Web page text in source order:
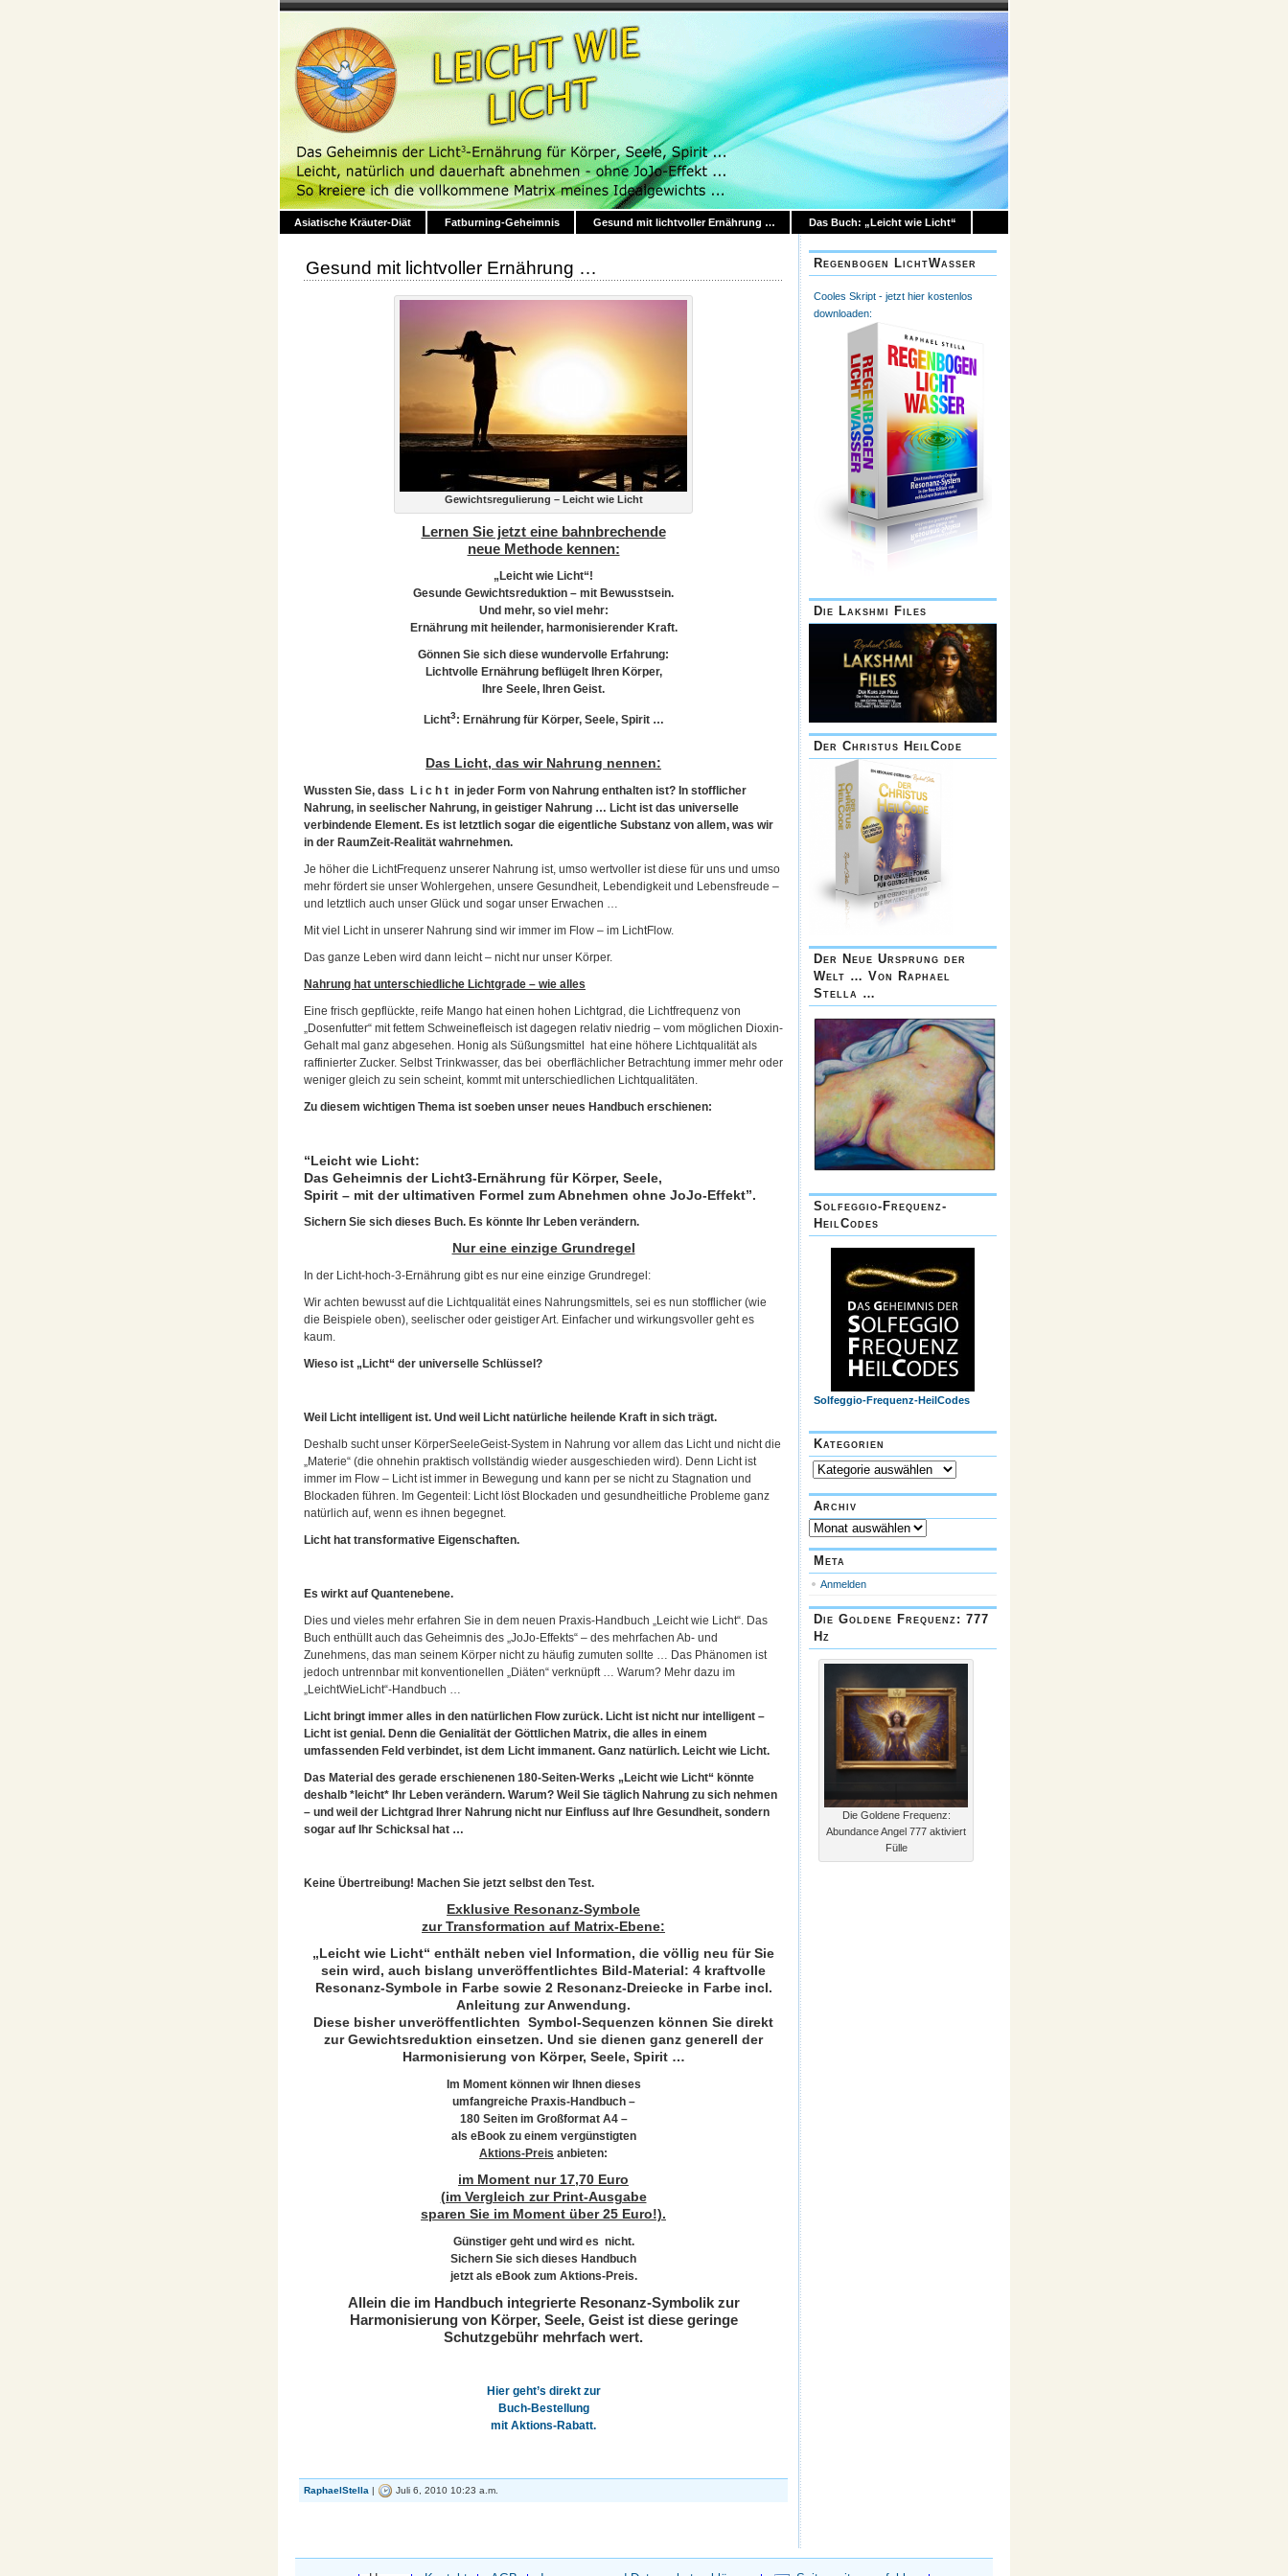
Asiatische Kräuter-Diät Fatburning-Geheimnis Gesund mit lichtvoller Ernährung … Das Buch: „Leicht wie Licht“
Gesund mit lichtvoller Ernährung …
Gewichtsregulierung – Leicht wie Licht
Lernen Sie jetzt eine bahnbrechende
neue Methode kennen:
„Leicht wie Licht“!
Gesunde Gewichtsreduktion – mit Bewusstsein.
Und mehr, so viel mehr:
Ernährung mit heilender, harmonisierender Kraft.
Gönnen Sie sich diese wundervolle Erfahrung:
Lichtvolle Ernährung beflügelt Ihren Körper,
Ihre Seele, Ihren Geist.
Licht3: Ernährung für Körper, Seele, Spirit …
Das Licht, das wir Nahrung nennen:
Wussten Sie, dass L i c h t in jeder Form von Nahrung enthalten ist? In stofflicher
Nahrung, in seelischer Nahrung, in geistiger Nahrung … Licht ist das universelle
verbindende Element. Es ist letztlich sogar die eigentliche Substanz von allem, was wir
in der RaumZeit-Realität wahrnehmen.
Je höher die LichtFrequenz unserer Nahrung ist, umso wertvoller ist diese für uns und umso
mehr fördert sie unser Wohlergehen, unsere Gesundheit, Lebendigkeit und Lebensfreude –
und letztlich auch unser Glück und sogar unser Erwachen …
Mit viel Licht in unserer Nahrung sind wir immer im Flow – im LichtFlow.
Das ganze Leben wird dann leicht – nicht nur unser Körper.
Nahrung hat unterschiedliche Lichtgrade – wie alles
Eine frisch gepflückte, reife Mango hat einen hohen Lichtgrad, die Lichtfrequenz von
„Dosenfutter“ mit fettem Schweinefleisch ist dagegen relativ niedrig – vom möglichen Dioxin-
Gehalt mal ganz abgesehen. Honig als Süßungsmittel hat eine höhere Lichtqualität als
raffinierter Zucker. Selbst Trinkwasser, das bei oberflächlicher Betrachtung immer mehr oder
weniger gleich zu sein scheint, kommt mit unterschiedlichen Lichtqualitäten.
Zu diesem wichtigen Thema ist soeben unser neues Handbuch erschienen:
“Leicht wie Licht:
Das Geheimnis der Licht3-Ernährung für Körper, Seele,
Spirit – mit der ultimativen Formel zum Abnehmen ohne JoJo-Effekt”.
Sichern Sie sich dieses Buch. Es könnte Ihr Leben verändern.
Nur eine einzige Grundregel
In der Licht-hoch-3-Ernährung gibt es nur eine einzige Grundregel:
Wir achten bewusst auf die Lichtqualität eines Nahrungsmittels, sei es nun stofflicher (wie
die Beispiele oben), seelischer oder geistiger Art. Einfacher und wirkungsvoller geht es
kaum.
Wieso ist „Licht“ der universelle Schlüssel?
Weil Licht intelligent ist. Und weil Licht natürliche heilende Kraft in sich trägt.
Deshalb sucht unser KörperSeeleGeist-System in Nahrung vor allem das Licht und nicht die
„Materie“ (die ohnehin praktisch vollständig wieder ausgeschieden wird). Denn Licht ist
immer im Flow – Licht ist immer in Bewegung und kann per se nicht zu Stagnation und
Blockaden führen. Im Gegenteil: Licht löst Blockaden und gesundheitliche Probleme ganz
natürlich auf, wenn es ihnen begegnet.
Licht hat transformative Eigenschaften.
Es wirkt auf Quantenebene.
Dies und vieles mehr erfahren Sie in dem neuen Praxis-Handbuch „Leicht wie Licht“. Das
Buch enthüllt auch das Geheimnis des „JoJo-Effekts“ – des mehrfachen Ab- und
Zunehmens, das man seinem Körper nicht zu häufig zumuten sollte … Das Phänomen ist
jedoch untrennbar mit konventionellen „Diäten“ verknüpft … Warum? Mehr dazu im
„LeichtWieLicht“-Handbuch …
Licht bringt immer alles in den natürlichen Flow zurück. Licht ist nicht nur intelligent –
Licht ist genial. Denn die Genialität der Göttlichen Matrix, die alles in einem
umfassenden Feld verbindet, ist dem Licht immanent. Ganz natürlich. Leicht wie Licht.
Das Material des gerade erschienenen 180-Seiten-Werks „Leicht wie Licht“ könnte
deshalb *leicht* Ihr Leben verändern. Warum? Weil Sie täglich Nahrung zu sich nehmen
– und weil der Lichtgrad Ihrer Nahrung nicht nur Einfluss auf Ihre Gesundheit, sondern
sogar auf Ihr Schicksal hat …
Keine Übertreibung! Machen Sie jetzt selbst den Test.
Exklusive Resonanz-Symbole
zur Transformation auf Matrix-Ebene:
„Leicht wie Licht“ enthält neben viel Information, die völlig neu für Sie
sein wird, auch bislang unveröffentlichtes Bild-Material: 4 kraftvolle
Resonanz-Symbole in Farbe sowie 2 Resonanz-Dreiecke in Farbe incl.
Anleitung zur Anwendung.
Diese bisher unveröffentlichten Symbol-Sequenzen können Sie direkt
zur Gewichtsreduktion einsetzen. Und sie dienen ganz generell der
Harmonisierung von Körper, Seele, Spirit …
Im Moment können wir Ihnen dieses
umfangreiche Praxis-Handbuch –
180 Seiten im Großformat A4 –
als eBook zu einem vergünstigten
Aktions-Preis anbieten:
im Moment nur 17,70 Euro
(im Vergleich zur Print-Ausgabe
sparen Sie im Moment über 25 Euro!).
Günstiger geht und wird es nicht.
Sichern Sie sich dieses Handbuch
jetzt als eBook zum Aktions-Preis.
Allein die im Handbuch integrierte Resonanz-Symbolik zur
Harmonisierung von Körper, Seele, Geist ist diese geringe
Schutzgebühr mehrfach wert.
Hier geht’s direkt zur
Buch-Bestellung
mit Aktions-Rabatt.
RaphaelStella | Juli 6, 2010 10:23 a.m.
Regenbogen LichtWasser
Cooles Skript - jetzt hier kostenlos
downloaden:
Die Lakshmi Files
Der Christus HeilCode
Der Neue Ursprung der
Welt … Von Raphael
Stella …
Solfeggio-Frequenz-
HeilCodes
Solfeggio-Frequenz-HeilCodes
Kategorien
Kategorien
Archiv
Archiv
Meta
Anmelden
Die Goldene Frequenz: 777
Hz
Die Goldene Frequenz:
Abundance Angel 777 aktiviert
Fülle